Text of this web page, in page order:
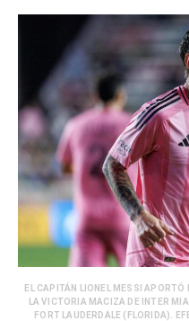
EL CAPITÁN LIONEL MESSI
LA VICTORIA MACIZA DE INTER
FORT LAUDERDALE (FLORIDA).